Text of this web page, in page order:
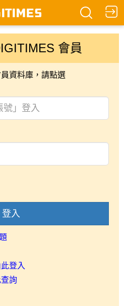
會員
資料庫，請點選
登入
登入
詢